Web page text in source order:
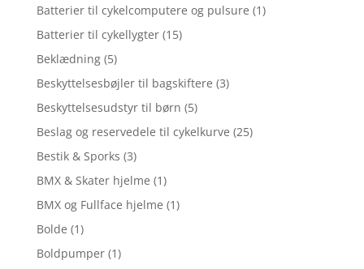
Batterier til cykelcomputere og pulsure (1)
Batterier til cykellygter (15)
Beklædning (5)
Beskyttelsesbøjler til bagskiftere (3)
Beskyttelsesudstyr til børn (5)
Beslag og reservedele til cykelkurve (25)
Bestik & Sporks (3)
BMX & Skater hjelme (1)
BMX og Fullface hjelme (1)
Bolde (1)
Boldpumper (1)